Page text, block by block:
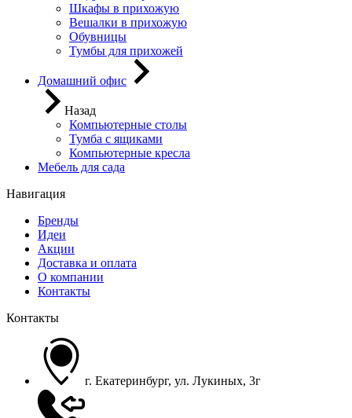
Шкафы в прихожую
Вешалки в прихожую
Обувницы
Тумбы для прихожей
Домашний офис
Назад
Компьютерные столы
Тумба с ящиками
Компьютерные кресла
Мебель для сада
Навигация
Бренды
Идеи
Акции
Доставка и оплата
О компании
Контакты
Контакты
г. Екатеринбург, ул. Лукиных, 3г